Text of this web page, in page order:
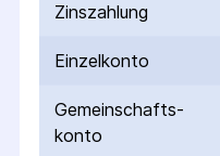
Zinszahlung
Einzelkonto
Gemeinschafts­
konto